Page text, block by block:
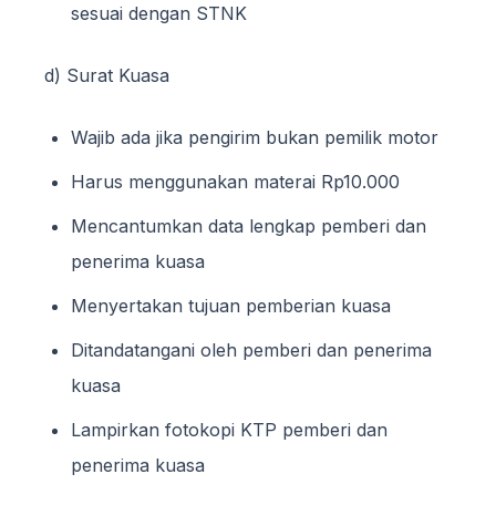
sesuai dengan STNK
d) Surat Kuasa
Wajib ada jika pengirim bukan pemilik motor
Harus menggunakan materai Rp10.000
Mencantumkan data lengkap pemberi dan
penerima kuasa
Menyertakan tujuan pemberian kuasa
Ditandatangani oleh pemberi dan penerima
kuasa
Lampirkan fotokopi KTP pemberi dan
penerima kuasa